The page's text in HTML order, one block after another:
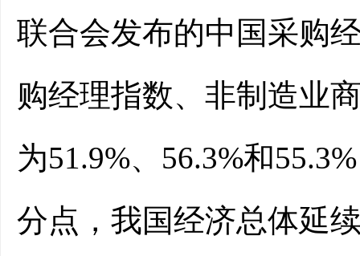
联合会发布的中国采购
购经理指数、非制造业
为51.9%、56.3%和
分点，我国经济总体延